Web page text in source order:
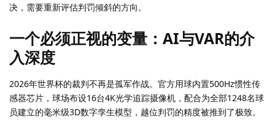
决，需要重新评估判罚倾斜的方向。
一个必须正视的变量：AI与VAR的介
入深度
2026年世界杯的裁判不再是孤军作战。官方用球内置500Hz惯性传
感器芯片，球场布设16台4K光学追踪摄像机，配合为全部1248名球
员建立的毫米级3D数字孪生模型，越位判罚的精度被推到了极致。